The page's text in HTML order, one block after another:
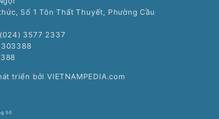
Số 1 Tôn Thất Thuyết, Phường Cầu
3577 2337
triển bởi VIETNAMPEDIA.com
Số